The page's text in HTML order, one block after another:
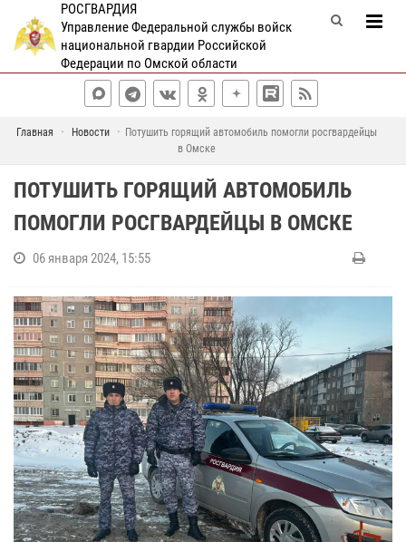
РОСГВАРДИЯ
Управление Федеральной службы войск
национальной гвардии Российской
Федерации по Омской области
Главная Новости
Потушить горящий автомобиль помогли росгвардейцы
в Омске
ПОТУШИТЬ ГОРЯЩИЙ АВТОМОБИЛЬ
ПОМОГЛИ РОСГВАРДЕЙЦЫ В ОМСКЕ
06 января 2024, 15:55